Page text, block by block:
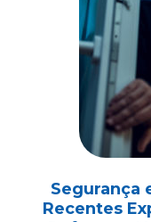
Segurança
Recentes
Reforçam
Adolescente de
recente caso de
conseguiu